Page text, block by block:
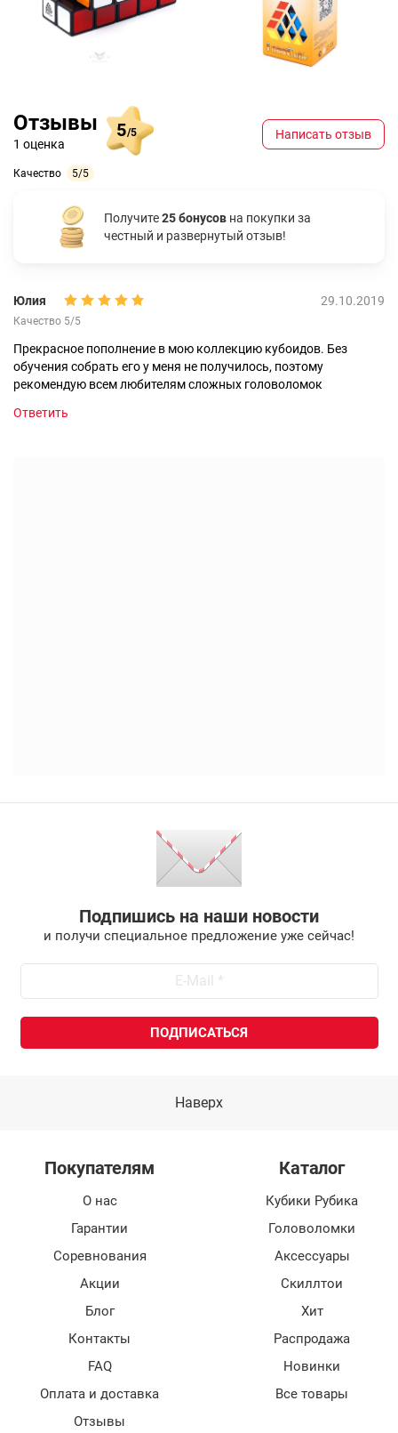
Отзывы
1 оценка
5/5
Качество 5/5
Написать отзыв
Получите25 бонусов на покупки за
честный и развернутый отзыв!
Юлия 29.10.2019
Качество 5/5
Прекрасное пополнение в мою коллекцию кубоидов. Без
обучения собрать его у меня не получилось, поэтому
рекомендую всем любителям сложных головоломок
Ответить
Подпишись на наши новости
и получи специальное предложение уже сейчас!
Наверх
Покупателям
О нас
Гарантии
Соревнования
Акции
Блог
Контакты
FAQ
Оплата и доставка
Отзывы
Каталог
Кубики Рубика
Головоломки
Аксессуары
Скиллтои
Хит
Распродажа
Новинки
Все товары